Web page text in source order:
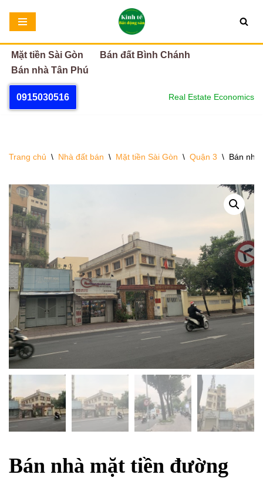
Chuyển
tới
nội
dung
Mặt tiền Sài Gòn
Bán đất Bình Chánh
Bán nhà Tân Phú
0915030516 Real Estate Economics
Trang chủ \ Nhà đất bán \ Mặt tiền Sài Gòn \ Quận 3 \ Bán nhà
Bán nhà mặt tiền đường